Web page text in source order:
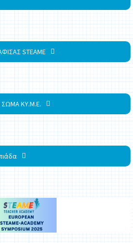
STEAME
ΣΩΜΑ ΚΥ.Μ.Ε.